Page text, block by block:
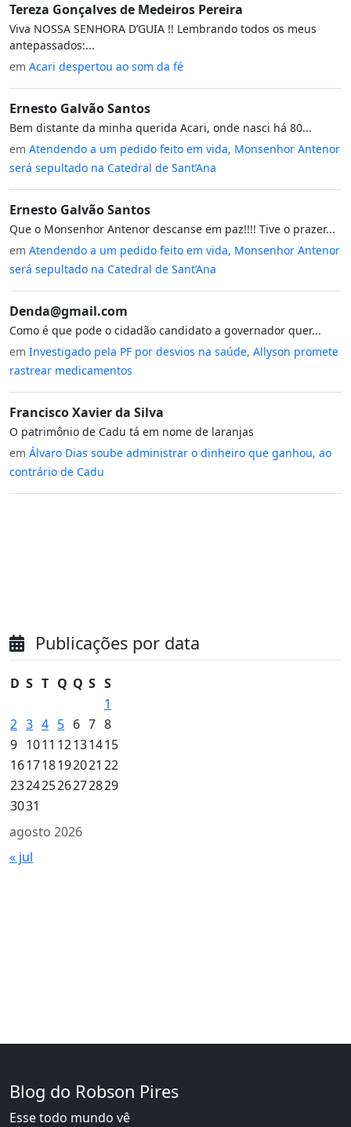
Tereza Gonçalves de Medeiros Pereira
Viva NOSSA SENHORA D’GUIA !! Lembrando todos os meus
antepassados:...
em Acari despertou ao som da fé
Ernesto Galvão Santos
Bem distante da minha querida Acari, onde nasci há 80...
em Atendendo a um pedido feito em vida, Monsenhor Antenor
será sepultado na Catedral de Sant’Ana
Ernesto Galvão Santos
Que o Monsenhor Antenor descanse em paz!!!! Tive o prazer...
em Atendendo a um pedido feito em vida, Monsenhor Antenor
será sepultado na Catedral de Sant’Ana
Denda@gmail.com
Como é que pode o cidadão candidato a governador quer...
em Investigado pela PF por desvios na saúde, Allyson promete
rastrear medicamentos
Francisco Xavier da Silva
O patrimônio de Cadu tá em nome de laranjas
em Álvaro Dias soube administrar o dinheiro que ganhou, ao
contrário de Cadu
Publicações por data
agosto 2026
D S T Q Q S S
1
2 3 4 5 6 7 8
9 1011 12131415
161718192021 22
23242526272829
3031
« jul
Blog do Robson Pires
Esse todo mundo vê